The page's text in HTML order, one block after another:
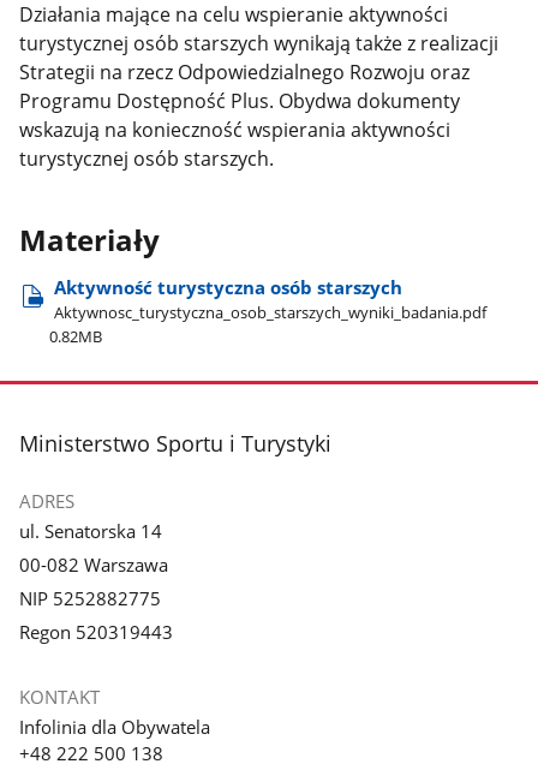
Działania mające na celu wspieranie aktywności
turystycznej osób starszych wynikają także z realizacji
Strategii na rzecz Odpowiedzialnego Rozwoju oraz
Programu Dostępność Plus. Obydwa dokumenty
wskazują na konieczność wspierania aktywności
turystycznej osób starszych.
Materiały
Aktywność turystyczna osób starszych
Aktywnosc​_turystyczna​_osob​_starszych​_wyniki​_badania.pdf
0.82MB
stopka
Ministerstwo Sportu i Turystyki
ADRES
ul. Senatorska 14
00-082 Warszawa
NIP 5252882775
Regon 520319443
KONTAKT
Infolinia dla Obywatela
+48 222 500 138